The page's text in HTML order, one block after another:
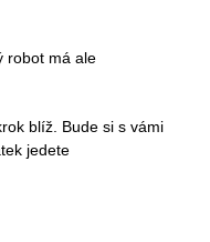
robot má ale
blíž. Bude si s vámi
jedete